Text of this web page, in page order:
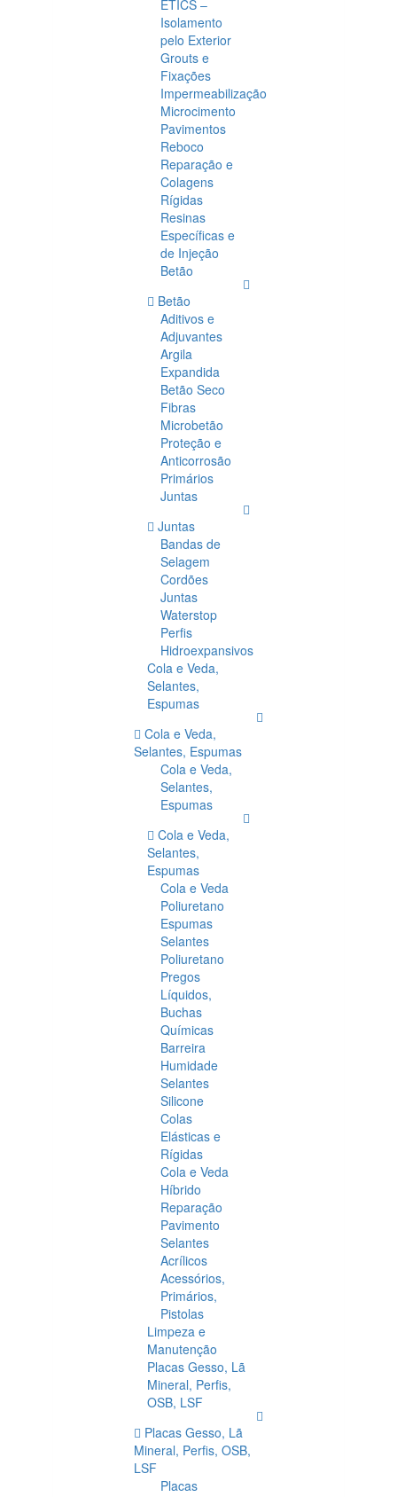
ETICS –
Isolamento
pelo Exterior
Grouts e
Fixações
Impermeabilização
Microcimento
Pavimentos
Reboco
Reparação e
Colagens
Rígidas
Resinas
Específicas e
de Injeção
Betão
Betão
Aditivos e
Adjuvantes
Argila
Expandida
Betão Seco
Fibras
Microbetão
Proteção e
Anticorrosão
Primários
Juntas
Juntas
Bandas de
Selagem
Cordões
Juntas
Waterstop
Perfis
Hidroexpansivos
Cola e Veda,
Selantes,
Espumas
Cola e Veda,
Selantes, Espumas
Cola e Veda,
Selantes,
Espumas
Cola e Veda,
Selantes,
Espumas
Cola e Veda
Poliuretano
Espumas
Selantes
Poliuretano
Pregos
Líquidos,
Buchas
Químicas
Barreira
Humidade
Selantes
Silicone
Colas
Elásticas e
Rígidas
Cola e Veda
Híbrido
Reparação
Pavimento
Selantes
Acrílicos
Acessórios,
Primários,
Pistolas
Limpeza e
Manutenção
Placas Gesso, Lã
Mineral, Perfis,
OSB, LSF
Placas Gesso, Lã
Mineral, Perfis, OSB,
LSF
Placas